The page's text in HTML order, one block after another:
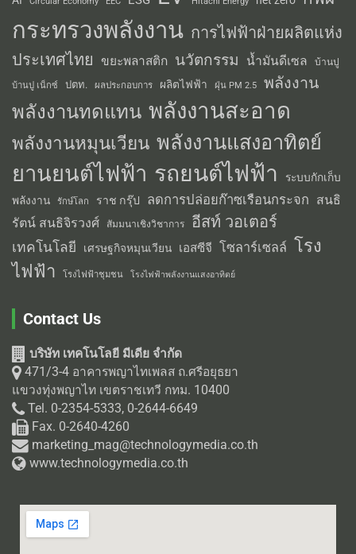
กระทรวงพลังงาน การไฟฟ้าฝ่ายผลิตแห่ง
ประเทศไทย
ขยะพลาสติก นวัตกรรม น้ำมันดีเซล บ้านปู
บ้านปู เน็กซ์ ปตท. ผลประกอบการ ผลิตไฟฟ้า ฝุ่น PM 2.5 พลังงาน
พลังงานทดแทน พลังงานสะอาด
พลังงานหมุนเวียน พลังงานแสงอาทิตย์
ยานยนต์ไฟฟ้า รถยนต์ไฟฟ้า
ระบบกักเก็บ
พลังงาน
รักษ์โลก ราช กรุ๊ป ลดการปล่อยก๊าซเรือนกระจก สนธิ
รัตน์ สนธิจิรวงศ์
สัมมนาเชิงวิชาการ อีสท์ วอเตอร์
เทคโนโลยี เศรษฐกิจหมุนเวียน เอสซีจี โซลาร์เซลล์ โรง
ไฟฟ้า
โรงไฟฟ้าชุมชน โรงไฟฟ้าพลังงานแสงอาทิตย์
Contact Us
บริษัท เทคโนโลยี มีเดีย จำกัด
471/3-4 อาคารพญาไทเพลส ถ.ศรีอยุธยา
แขวงทุ่งพญาไท เขตราชเทวี กทม. 10400
Tel. 0-2354-5333, 0-2644-6649
Fax. 0-2640-4260
marketing_mag@technologymedia.co.th
www.technologymedia.co.th